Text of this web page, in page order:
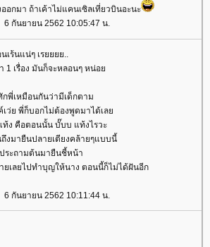
อกมา ถ้าเค้าไม่แคนเซิลเที่ยวบินอะนะ
6 กันยายน 2562 10:05:47 น.
ร้นแน่ๆ เรยยยย..
1 เรื่อง มันก็จะหลอนๆ หน่อ
พี่เหมือนกันว่ามีเด็กตาม
ว่ย พี่ก็บอกไม่ต้องพูดมาได้เล
ท้ง คือตอนนั้น บั๊บบ แท้งไรวะ
งมายืนปลายเตียงคล้ายๆแบบนี้
ระถามต้นมายืนชี้หน้า
ยเลยไปทำบุญให้นาง ตอนนี้ก็ไม่ได้ฝันอีก
6 กันยายน 2562 10:11:44 น.